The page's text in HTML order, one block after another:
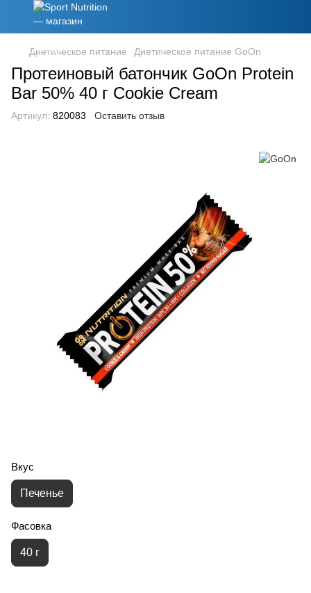
Диетическое питание Диетическое питание GoOn
Протеиновый батончик GoOn Protein
Bar 50% 40 г Cookie Cream
Артикул: 820083 Оставить отзыв
Вкус
Печенье
Фасовка
40 г